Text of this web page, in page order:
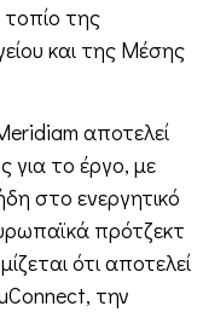
της
και της Μέσης
αποτελεί
για το έργο, με
στο ενεργητικό
πρότζεκτ
ότι αποτελεί
την